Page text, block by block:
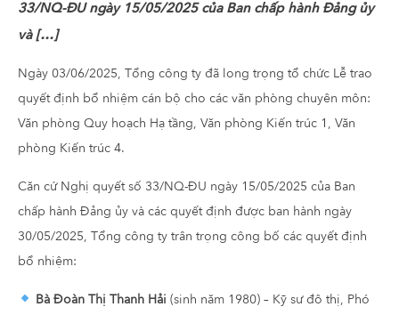
33/NQ-ĐU ngày 15/05/2025 của Ban chấp hành Đảng ủy
và […]
Ngày 03/06/2025, Tổng công ty đã long trọng tổ chức Lễ trao
quyết định bổ nhiệm cán bộ cho các văn phòng chuyên môn:
Văn phòng Quy hoạch Hạ tầng, Văn phòng Kiến trúc 1, Văn
phòng Kiến trúc 4.
Căn cứ Nghị quyết số 33/NQ-ĐU ngày 15/05/2025 của Ban
chấp hành Đảng ủy và các quyết định được ban hành ngày
30/05/2025, Tổng công ty trân trọng công bố các quyết định
bổ nhiệm:
Bà Đoàn Thị Thanh Hải (sinh năm 1980) – Kỹ sư đô thị, Phó